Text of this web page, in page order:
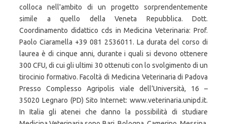
colloca nell'ambito di un progetto sorprendentemente
simile a quello della Veneta Repubblica. Dott.
Coordinamento didattico cds in Medicina Veterinaria: Prof.
Paolo Ciaramella +39 081 2536011. La durata del corso di
laurea è di cinque anni, durante i quali si devono ottenere
300 CFU, di cui gli ultimi 30 ottenuti con lo svolgimento di un
tirocinio formativo. Facoltà di Medicina Veterinaria di Padova
Presso Complesso Agripolis viale dell’Università, 16 –
35020 Legnaro (PD) Sito Internet: www.veterinaria.unipd.it.
In Italia gli atenei che danno la possibilità di studiare